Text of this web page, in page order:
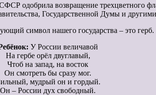
одобрила возвращение трехцветного
Государственной Думы и
символ нашего государства – это герб.
У России величавой
На гербе орёл двуглавый,
Чтоб на запад, на восток
Он смотреть бы сразу мог.
мудрый он и гордый.
Он – России дух свободный.